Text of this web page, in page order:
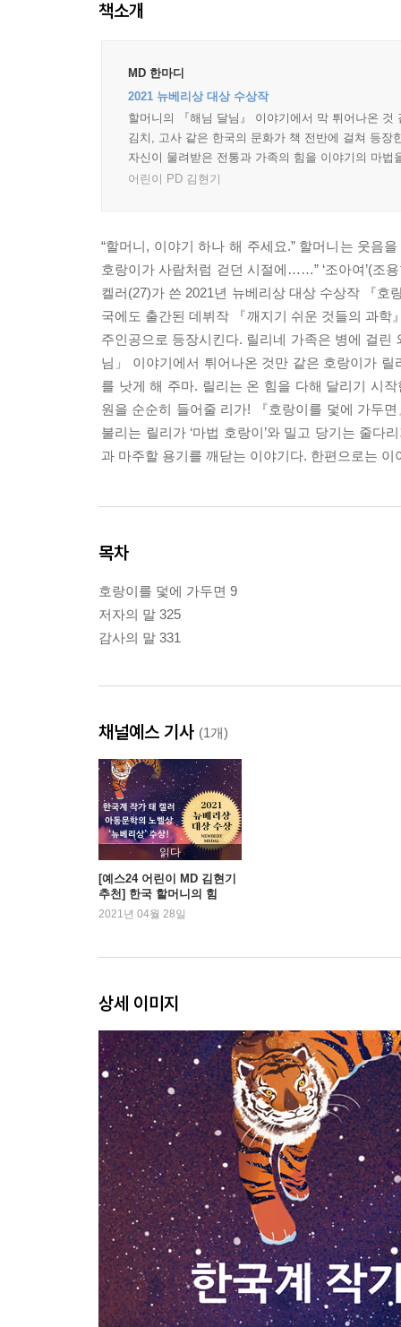
책소개
MD 한마디
2021 뉴베리상 대상 수상작
할머니의 『해님 달님』 이야기에서 막 튀어나온
김치, 고사 같은 한국의 문화가 책 전반에 걸쳐 등
자신이 물려받은 전통과 가족의 힘을 이야기의 마
어린이 PD 김현기
“할머니, 이야기 하나 해 주세요.” 할머니는 웃음
호랑이가 사람처럼 걷던 시절에……” ‘조아여’(조
켈러(27)가 쓴 2021년 뉴베리상 대상 수상작 『호
국에도 출간된 데뷔작 『깨지기 쉬운 것들의 과
주인공으로 등장시킨다. 릴리네 가족은 병에 걸
님」 이야기에서 튀어나온 것만 같은 호랑이가
를 낫게 해 주마. 릴리는 온 힘을 다해 달리기 시
원을 순순히 들어줄 리가! 『호랑이를 덫에 가두면
불리는 릴리가 ‘마법 호랑이’와 밀고 당기는 줄
과 마주할 용기를 깨닫는 이야기다. 한편으로는
목차
호랑이를 덫에 가두면 9
저자의 말 325
감사의 말 331
채널예스 기사 (1개)
읽다
[예스24 어린이 MD 김현기
추천] 한국 할머니의 힘
2021년 04월 28일
상세 이미지